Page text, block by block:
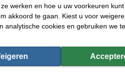
6 dozen - 600
€ 44,50
Morgen in huis
werken en hoe u uw voorkeuren
akkoord te gaan. Kiest u voor
analytische cookies en gebruiken we